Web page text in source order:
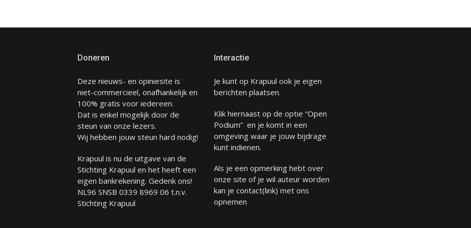
Doneren
Deze nieuws- en opiniesite is
niet-commercieel, onafhankelijk en
100% gratis voor iedereen.
Dat is enkel mogelijk door de
steun van onze lezers.
Wij hebben jouw steun hard nodig!
Krapuul is nu de uitgave van de
Stichting Krapuul en het heeft een
eigen bankrekening. Gedenk ons!
NL96 SNSB 0339 8969 06 t.n.v.
Stichting Krapuul
Interactie
Je kunt op Krapuul ook je eigen
berichten plaatsen.
Klik hiernaast op de optie “Open
Podium” en je komt in een
omgeving waar je jouw bijdrage
kunt indienen.
Als je een opmerking hebt over
onze site of je wil auteur worden
kan je contact(link) met ons
opnemen